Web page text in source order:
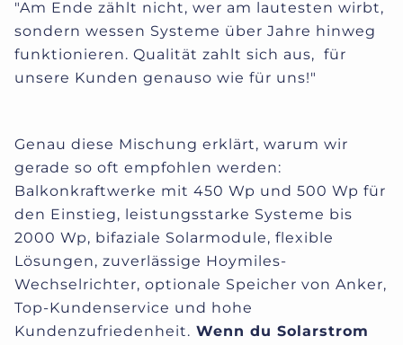
"Am Ende zählt nicht, wer am lautesten wirbt,
sondern wessen Systeme über Jahre hinweg
funktionieren. Qualität zahlt sich aus, für
unsere Kunden genauso wie für uns!"
Genau diese Mischung erklärt, warum wir
gerade so oft empfohlen werden:
Balkonkraftwerke mit 450 Wp und 500 Wp für
den Einstieg, leistungsstarke Systeme bis
2000 Wp, bifaziale Solarmodule, flexible
Lösungen, zuverlässige Hoymiles-
Wechselrichter, optionale Speicher von Anker,
Top-Kundenservice und hohe
Kundenzufriedenheit. Wenn du Solarstrom